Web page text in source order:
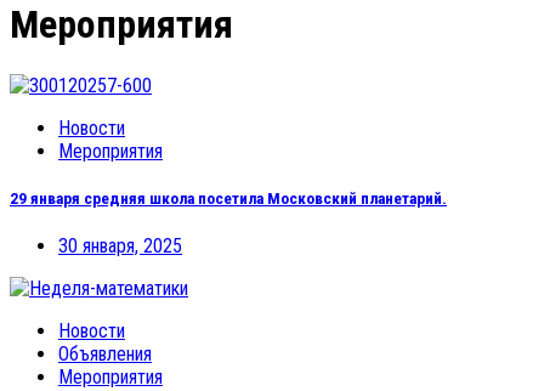
Мероприятия
Новости
Мероприятия
29 января средняя школа посетила Московский планетарий.
30 января, 2025
Новости
Объявления
Мероприятия